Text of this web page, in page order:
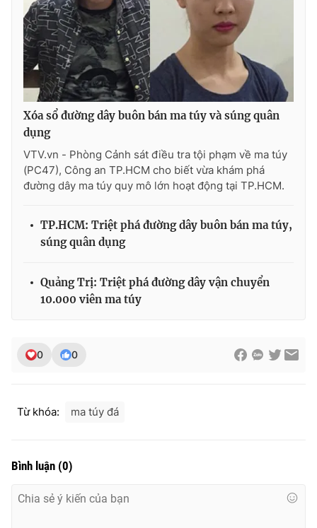
THỜI BÁO VTV
Theo dõi báo trên
Cơ quan chủ quản:Đài Truyền hình Việt Nam
Giấy phép hoạt động báo in và báo điện tử số 483/GP-BTTTT
cấp ngày 29/12/2023
Tổng Biên tập:
Vũ Thanh Thủy
Nguyễn Trọng Ninh
Tổng đài VTV: 024.38 355 931 - 024.38 355 932
Liên hệ quảng cáo:
Xóa sổ đường dây buôn bán ma túy và súng quân
dụng
VTV.vn - Phòng Cảnh sát điều tra tội phạm về ma túy
(PC47), Công an TP.HCM cho biết vừa khám phá
đường dây ma túy quy mô lớn hoạt động tại TP.HCM.
TP.HCM: Triệt phá đường dây buôn bán ma túy,
súng quân dụng
Quảng Trị: Triệt phá đường dây vận chuyển
10.000 viên ma túy
0 0
Từ khóa: ma túy đá
Bình luận (0)